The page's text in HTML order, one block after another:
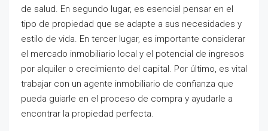
de salud. En segundo lugar, es esencial pensar en el
tipo de propiedad que se adapte a sus necesidades y
estilo de vida. En tercer lugar, es importante considerar
el mercado inmobiliario local y el potencial de ingresos
por alquiler o crecimiento del capital. Por último, es vital
trabajar con un agente inmobiliario de confianza que
pueda guiarle en el proceso de compra y ayudarle a
encontrar la propiedad perfecta.